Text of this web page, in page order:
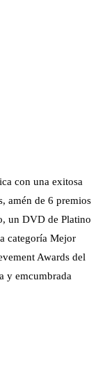
con una exitosa
amén de 6 premios
un DVD de Platino
categoría Mejor
Awards del
y emcumbrada